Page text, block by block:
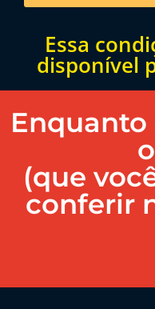
Essa
disponível
Enquanto
(que
conferir